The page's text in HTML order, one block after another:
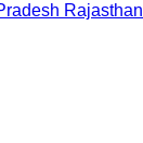
Rajasthan